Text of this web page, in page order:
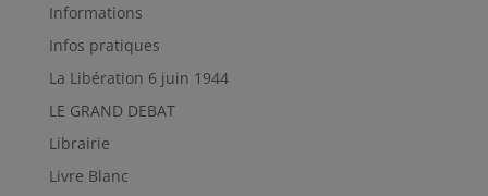
Informations
Infos pratiques
La Libération 6 juin 1944
LE GRAND DEBAT
Librairie
Livre Blanc